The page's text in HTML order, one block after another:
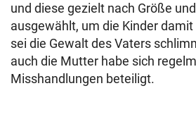
und diese gezielt nach Größe
ausgewählt, um die Kinder
sei die Gewalt des Vaters
auch die Mutter habe sich
Misshandlungen beteiligt.